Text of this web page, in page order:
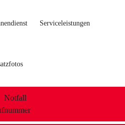
Serviceleistungen